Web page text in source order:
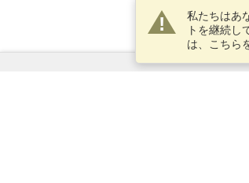
私たちはあ
トを継続し
は、こちら